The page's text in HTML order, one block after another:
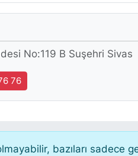
No:119 B Suşehri Sivas
76
bazıları sadece